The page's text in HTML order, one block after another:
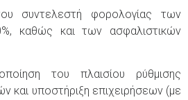
φορολογίας των
καθώς και των ασφαλιστικών
του πλαισίου ρύθμισης
και υποστήριξη επιχειρήσεων (με